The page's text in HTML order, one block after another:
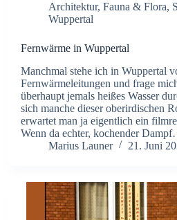
Architektur, Fauna & Flora,
Wuppertal
Fernwärme in Wuppertal
Manchmal stehe ich in Wuppertal
Fernwärmeleitungen und frage
überhaupt jemals heißes Wasser
sich manche dieser oberirdischen
erwartet man ja eigentlich ein
Wenn da echter, kochender
Marius Launer
21. Juni